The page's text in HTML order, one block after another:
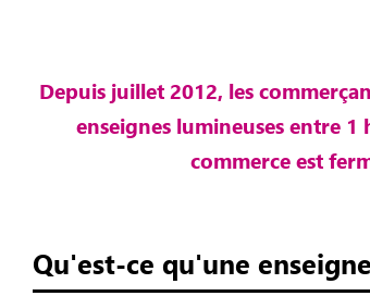
Depuis juillet 2012, les
enseignes lumineuses entre
commerce est
Qu'est-ce qu'une